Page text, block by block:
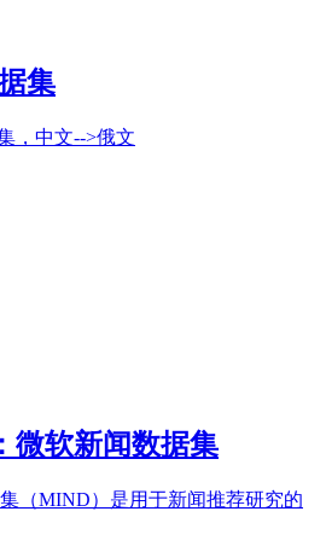
集
，中文-->俄文
微软新闻数据集
（MIND）是用于新闻推荐研究的